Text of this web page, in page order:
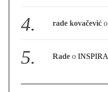
rade kovačević
Rade o